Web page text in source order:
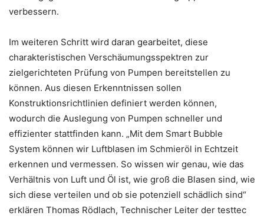
verbessern.
Im weiteren Schritt wird daran gearbeitet, diese
charakteristischen Verschäumungsspektren zur
zielgerichteten Prüfung von Pumpen bereitstellen zu
können. Aus diesen Erkenntnissen sollen
Konstruktionsrichtlinien definiert werden können,
wodurch die Auslegung von Pumpen schneller und
effizienter stattfinden kann. „Mit dem Smart Bubble
System können wir Luftblasen im Schmieröl in Echtzeit
erkennen und vermessen. So wissen wir genau, wie das
Verhältnis von Luft und Öl ist, wie groß die Blasen sind, wie
sich diese verteilen und ob sie potenziell schädlich sind“
erklären Thomas Rödlach, Technischer Leiter der testtec